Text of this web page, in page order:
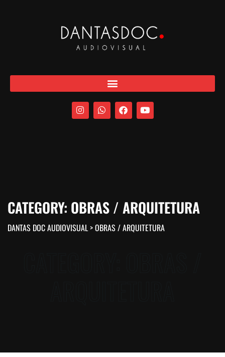
CATEGORY: OBRAS / ARQUITETURA
DANTAS DOC AUDIOVISUAL >OBRAS / ARQUITETURA